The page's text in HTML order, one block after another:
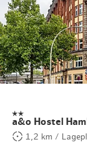
a&o Hostel
1,2 km /